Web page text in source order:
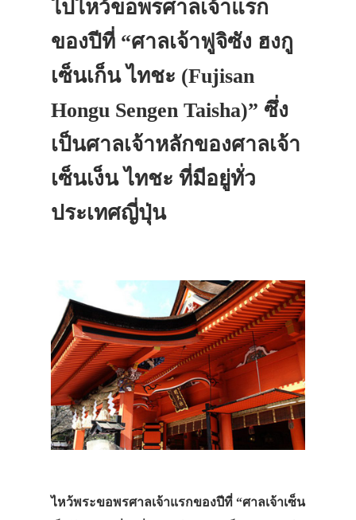
ไปไหว้ขอพรศาลเจ้าแรก
ของปีที่ “ศาลเจ้าฟูจิซัง ฮงกู
เซ็นเก็น ไทชะ (Fujisan
Hongu Sengen Taisha)” ซึ่ง
เป็นศาลเจ้าหลักของศาลเจ้า
เซ็นเง็น ไทชะ ที่มีอยู่ทั่ว
ประเทศญี่ปุ่น
ไหว้พระขอพรศาลเจ้าแรกของปีที่ “ศาลเจ้าเซ็น